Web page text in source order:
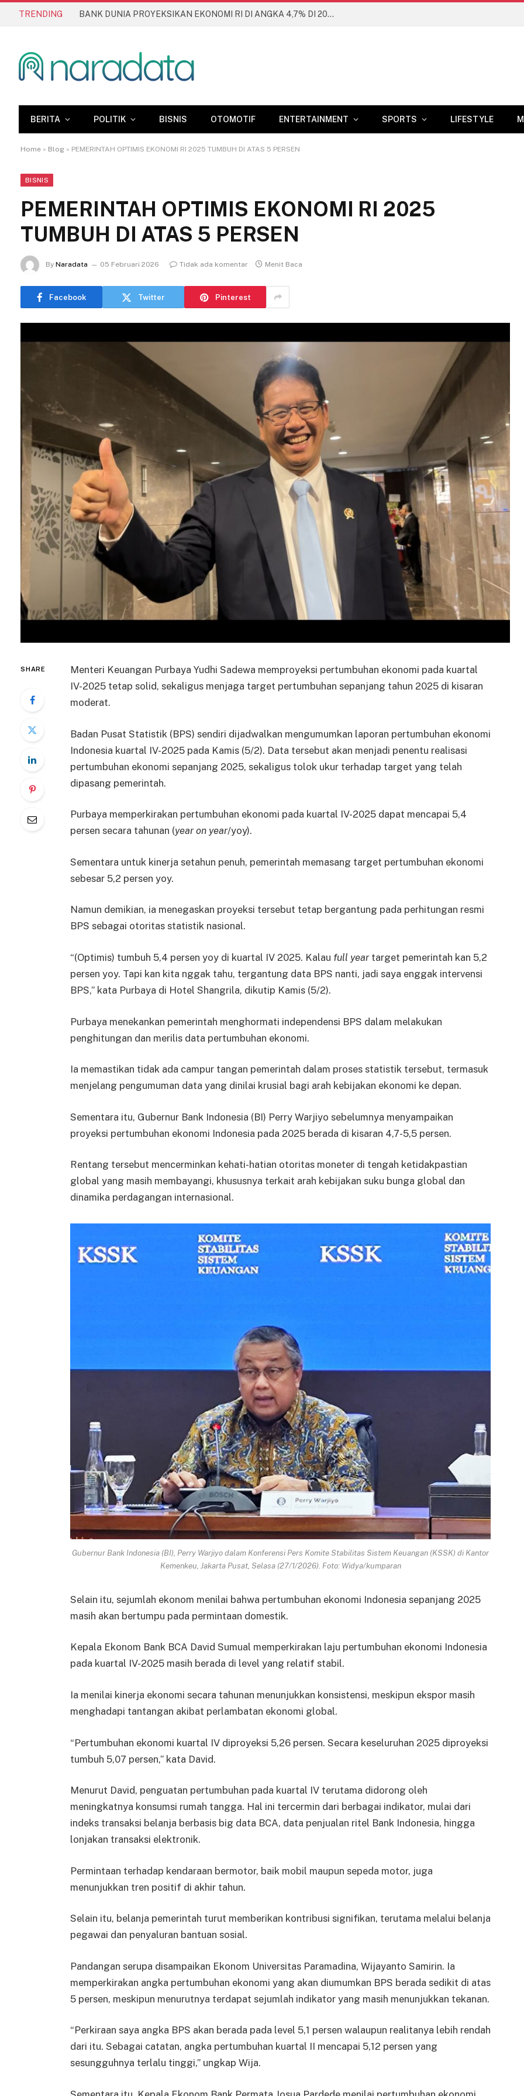
TRENDING BANK DUNIA PROYEKSIKAN EKONOMI RI DI ANGKA 4,7% DI 2026
BERITA POLITIK BISNIS OTOMOTIF ENTERTAINMENT SPORTS LIFESTYLE
Home » Blog » PEMERINTAH OPTIMIS EKONOMI RI 2025 TUMBUH DI ATAS 5 PERSEN
BISNIS
PEMERINTAH OPTIMIS EKONOMI RI 2025
TUMBUH DI ATAS 5 PERSEN
By Naradata 05 Februari 2026 Tidak ada komentar Menit Baca
Facebook Twitter Pinterest
SHARE
Menteri Keuangan Purbaya Yudhi Sadewa memproyeksi pertumbuhan ekonomi pada kuartal
IV-2025 tetap solid, sekaligus menjaga target pertumbuhan sepanjang tahun 2025 di kisaran
moderat.
Badan Pusat Statistik (BPS) sendiri dijadwalkan mengumumkan laporan pertumbuhan ekonomi
Indonesia kuartal IV-2025 pada Kamis (5/2). Data tersebut akan menjadi penentu realisasi
pertumbuhan ekonomi sepanjang 2025, sekaligus tolok ukur terhadap target yang telah
dipasang pemerintah.
Purbaya memperkirakan pertumbuhan ekonomi pada kuartal IV-2025 dapat mencapai 5,4
persen secara tahunan (year on year/yoy).
Sementara untuk kinerja setahun penuh, pemerintah memasang target pertumbuhan ekonomi
sebesar 5,2 persen yoy.
Namun demikian, ia menegaskan proyeksi tersebut tetap bergantung pada perhitungan resmi
BPS sebagai otoritas statistik nasional.
“(Optimis) tumbuh 5,4 persen yoy di kuartal IV 2025. Kalau full yeartarget pemerintah kan 5,2
persen yoy. Tapi kan kita nggak tahu, tergantung data BPS nanti, jadi saya enggak intervensi
BPS,” kata Purbaya di Hotel Shangrila, dikutip Kamis (5/2).
Purbaya menekankan pemerintah menghormati independensi BPS dalam melakukan
penghitungan dan merilis data pertumbuhan ekonomi.
Ia memastikan tidak ada campur tangan pemerintah dalam proses statistik tersebut, termasuk
menjelang pengumuman data yang dinilai krusial bagi arah kebijakan ekonomi ke depan.
Sementara itu, Gubernur Bank Indonesia (BI) Perry Warjiyo sebelumnya menyampaikan
proyeksi pertumbuhan ekonomi Indonesia pada 2025 berada di kisaran 4,7-5,5 persen.
Rentang tersebut mencerminkan kehati-hatian otoritas moneter di tengah ketidakpastian
global yang masih membayangi, khususnya terkait arah kebijakan suku bunga global dan
dinamika perdagangan internasional.
Gubernur Bank Indonesia (BI), Perry Warjiyo dalam Konferensi Pers Komite Stabilitas Sistem Keuangan (KSSK) di Kantor
Kemenkeu, Jakarta Pusat, Selasa (27/1/2026). Foto: Widya/kumparan
Selain itu, sejumlah ekonom menilai bahwa pertumbuhan ekonomi Indonesia sepanjang 2025
masih akan bertumpu pada permintaan domestik.
Kepala Ekonom Bank BCA David Sumual memperkirakan laju pertumbuhan ekonomi Indonesia
pada kuartal IV-2025 masih berada di level yang relatif stabil.
Ia menilai kinerja ekonomi secara tahunan menunjukkan konsistensi, meskipun ekspor masih
menghadapi tantangan akibat perlambatan ekonomi global.
“Pertumbuhan ekonomi kuartal IV diproyeksi 5,26 persen. Secara keseluruhan 2025 diproyeksi
tumbuh 5,07 persen,” kata David.
Menurut David, penguatan pertumbuhan pada kuartal IV terutama didorong oleh
meningkatnya konsumsi rumah tangga. Hal ini tercermin dari berbagai indikator, mulai dari
indeks transaksi belanja berbasis big data BCA, data penjualan ritel Bank Indonesia, hingga
lonjakan transaksi elektronik.
Permintaan terhadap kendaraan bermotor, baik mobil maupun sepeda motor, juga
menunjukkan tren positif di akhir tahun.
Selain itu, belanja pemerintah turut memberikan kontribusi signifikan, terutama melalui belanja
pegawai dan penyaluran bantuan sosial.
Pandangan serupa disampaikan Ekonom Universitas Paramadina, Wijayanto Samirin. Ia
memperkirakan angka pertumbuhan ekonomi yang akan diumumkan BPS berada sedikit di atas
5 persen, meskipun menurutnya terdapat sejumlah indikator yang masih menunjukkan tekanan.
“Perkiraan saya angka BPS akan berada pada level 5,1 persen walaupun realitanya lebih rendah
dari itu. Sebagai catatan, angka pertumbuhan kuartal II mencapai 5,12 persen yang
sesungguhnya terlalu tinggi,” ungkap Wija.